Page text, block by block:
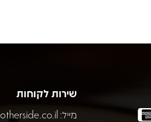
שירות לקוחות
מייל: